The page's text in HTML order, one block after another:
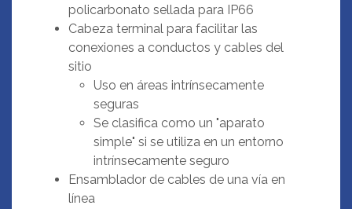
policarbonato sellada para IP66
Cabeza terminal para facilitar las
conexiones a conductos y cables del
sitio
Uso en áreas intrínsecamente
seguras
Se clasifica como un "aparato
simple" si se utiliza en un entorno
intrínsecamente seguro
Ensamblador de cables de una vía en
línea